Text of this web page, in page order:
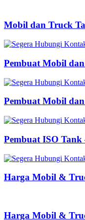
Mobil dan Truck
Pembuat Mobil
Pembuat Mobil
Pembuat ISO
Harga Mobil &
Harga Mobil &